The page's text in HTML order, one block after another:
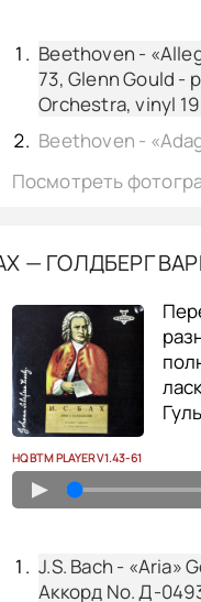
Beethoven -
73, Glenn Gould -
Orchestra, vinyl
Посмотреть
— ГОЛДБЕРГ
HQ BTM PLAYER V1.43-61
▲
J.S. Bach - «Aria»
Аккорд No. Д-